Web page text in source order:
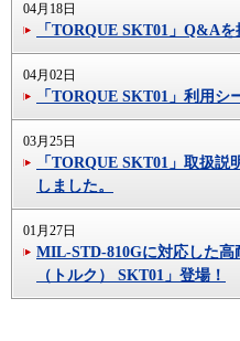
04月18日
「TORQUE SKT01」Q&Aを
04月02日
「TORQUE SKT01」利用シ
03月25日
「TORQUE SKT01」取扱
しました。
01月27日
MIL-STD-810Gに対応した
（トルク） SKT01」登場！